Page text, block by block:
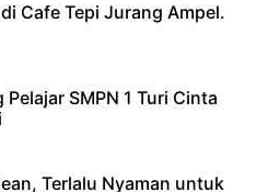
Cafe Tepi Jurang Ampel.
SMPN 1 Turi Cinta
Terlalu Nyaman untuk